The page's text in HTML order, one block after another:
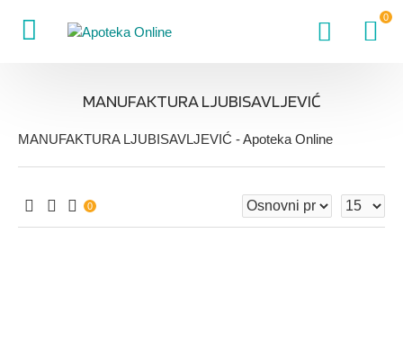
0
MANUFAKTURA LJUBISAVLJEVIĆ
MANUFAKTURA LJUBISAVLJEVIĆ - Apoteka Online
0